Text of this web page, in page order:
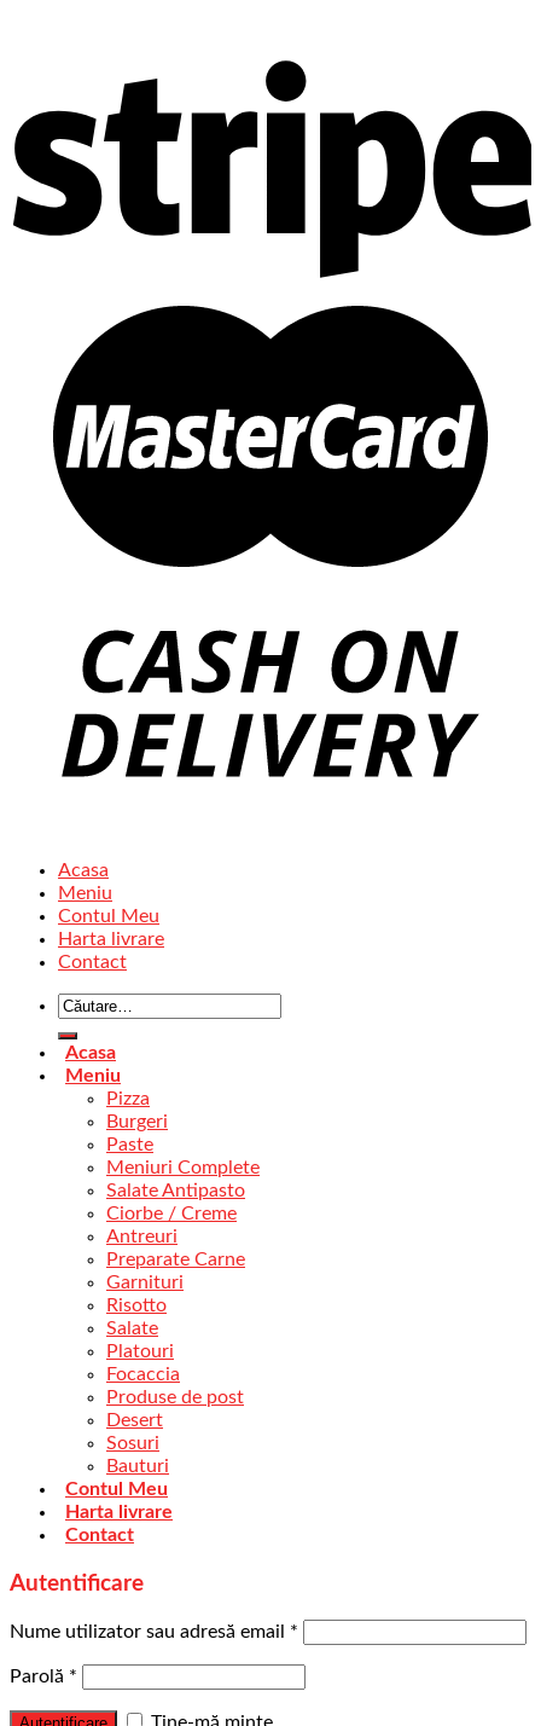
Acasa
Meniu
Contul Meu
Harta livrare
Contact
Acasa
Meniu
Pizza
Burgeri
Paste
Meniuri Complete
Salate Antipasto
Ciorbe / Creme
Antreuri
Preparate Carne
Garnituri
Risotto
Salate
Platouri
Focaccia
Produse de post
Desert
Sosuri
Bauturi
Contul Meu
Harta livrare
Contact
Autentificare
Nume utilizator sau adresă email *
Parolă *